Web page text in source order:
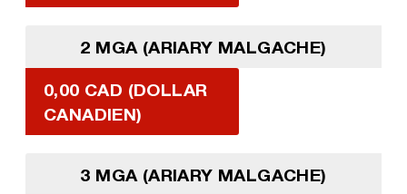
2 MGA (ARIARY MALGACHE)
0,00 CAD (DOLLAR
CANADIEN)
3 MGA (ARIARY MALGACHE)